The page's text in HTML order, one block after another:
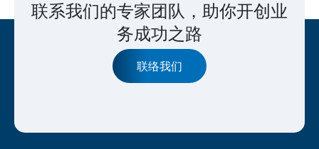
联系我们的专家团队，助你开创业
务成功之路
联络我们